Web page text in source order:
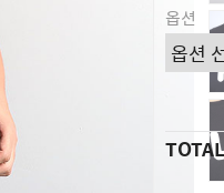
옵션
TOTAL